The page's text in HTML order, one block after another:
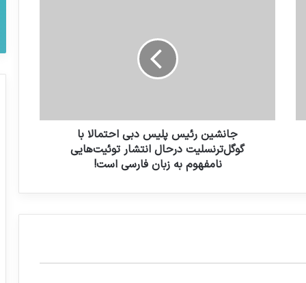
آذری جهرمی: به دلیل وقوع زلزله در برخی
محله‌های تهران امکان برقراری تماس سخت
شده است/
جانشین رئیس پلیس دبی احتمالا با
گوگل‌ترنسلیت درحال انتشار توئیت‌هایی
نامفهوم به زبان فارسی است!